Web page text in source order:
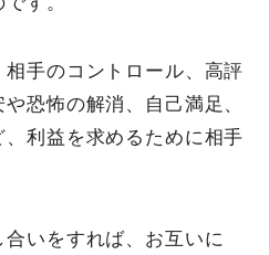
手のコントロール、高評
恐怖の解消、自己満足、
利益を求めるために相手
いをすれば、お互いに